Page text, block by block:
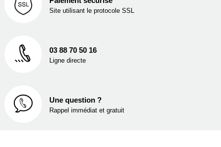
Site utilisant le protocole SSL
03 88 70 50 16
Ligne directe
Une question ?
Rappel immédiat et gratuit